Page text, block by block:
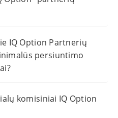
IQ Option Partnerių
persiuntimo
komisiniai IQ Option